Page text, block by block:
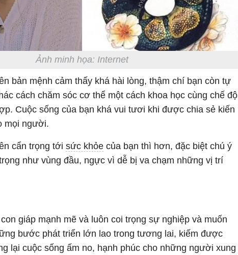
Ảnh minh họa: Internet
bản mệnh cảm thấy khá hài lòng, thậm chí bạn còn tự
cách chăm sóc cơ thể một cách khoa học cùng chế độ
Cuộc sống của bạn khá vui tươi khi được chia sẻ kiến
mọi người.
cẩn trọng tới sức khỏe của bạn thì hơn, đặc biệt chú ý
như vùng đầu, ngực vì dễ bị va chạm những vị trí
giáp mạnh mẽ và luôn coi trọng sự nghiệp và muốn
bước phát triển lớn lao trong tương lai, kiếm được
lại cuộc sống ấm no, hạnh phúc cho những người xung